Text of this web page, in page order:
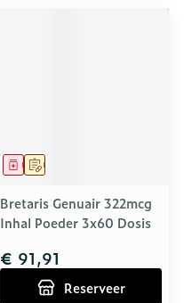
Op voorschrift
Geneesmiddel
Bretaris Genuair 322mcg
Inhal Poeder 3x60 Dosis
€ 91,91
Reserveer